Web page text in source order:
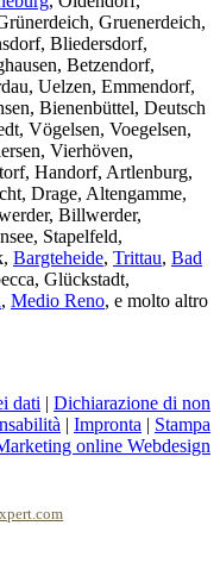
Gruenerdeich,
Bliedersdorf,
Betzendorf,
Uelzen, Emmendorf,
Bienenbüttel, Deutsch
Vögelsen, Voegelsen,
Vierhöven,
Handorf, Artlenburg,
Drage, Altengamme,
Billwerder,
Stapelfeld,
Bargteheide, Trittau, Bad
Glückstadt,
, Medio Reno, e molto altro
dati | Dichiarazione di non
| Impronta | Stampa
online Webdesign